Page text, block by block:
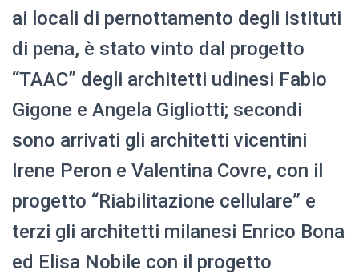
ai locali di pernottamento degli istituti
di pena, è stato vinto dal progetto
“TAAC” degli architetti udinesi Fabio
Gigone e Angela Gigliotti; secondi
sono arrivati gli architetti vicentini
Irene Peron e Valentina Covre, con il
progetto “Riabilitazione cellulare” e
terzi gli architetti milanesi Enrico Bona
ed Elisa Nobile con il progetto